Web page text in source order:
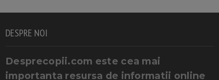
DESPRE NOI
Desprecopii.com este cea mai
importanta resursa de informatii online